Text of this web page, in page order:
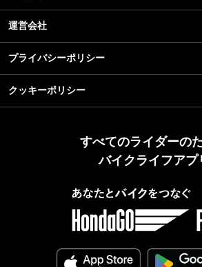
運営会社
プライバシーポリシー
クッキーポリシー
すべてのライダーの
バイクライフアプ